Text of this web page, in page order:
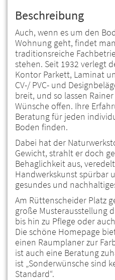
Beschreibung
Auch, wenn es um den
Wohnung geht, findet
traditionsreiche
stehen. Seit 1932 verlegt
Kontor Parkett, Laminat
CV-/ PVC- und
breit, und so lassen
Wünsche offen. Ihre
Beratung für jeden
Boden finden.
Dabei hat der
Gewicht, strahlt er doch
Behaglichkeit aus,
Handwerkskunst spürbar
gesundes und
Am Rüttenscheider Platz
große Musterausstellung
bis hin zu Pflege oder
Die schöne Homepage
einen Raumplaner zur
ist auch eine Beratung
ist „Sonderwünsche sind
Standard“.